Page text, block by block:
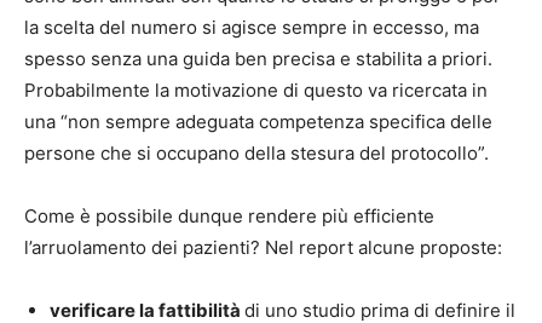
la scelta del numero si agisce sempre in eccesso, ma
spesso senza una guida ben precisa e stabilita a priori.
Probabilmente la motivazione di questo va ricercata in
una “non sempre adeguata competenza specifica delle
persone che si occupano della stesura del protocollo”.
Come è possibile dunque rendere più efficiente
l’arruolamento dei pazienti? Nel report alcune proposte:
verificare la fattibilità di uno studio prima di definire il